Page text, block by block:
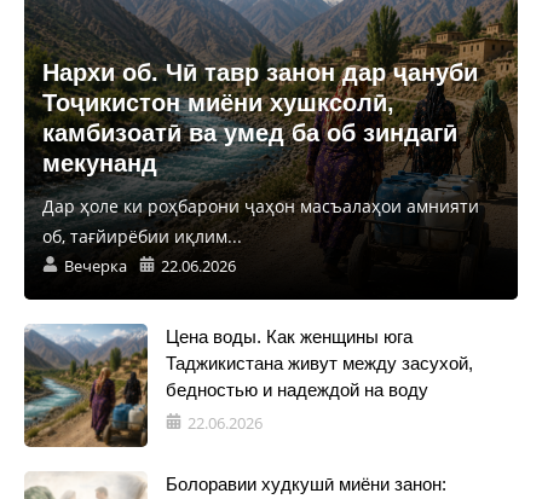
Нархи об. Чӣ тавр занон дар ҷануби
Тоҷикистон миёни хушксолӣ,
камбизоатӣ ва умед ба об зиндагӣ
мекунанд
Дар ҳоле ки роҳбарони ҷаҳон масъалаҳои амнияти
об, тағйирёбии иқлим...
Вечерка 22.06.2026
Цена воды. Как женщины юга
Таджикистана живут между засухой,
бедностью и надеждой на воду
22.06.2026
Болоравии худкушӣ миёни занон: